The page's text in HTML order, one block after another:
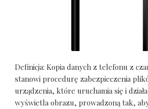
Definicja: Kopia danych z telefonu z
stanowi procedurę zabezpieczenia
urządzenia, które uruchamia się i
wyświetla obrazu, prowadzoną tak,